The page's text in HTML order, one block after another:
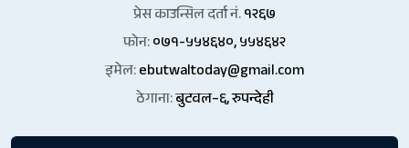
प्रेस काउन्सिल दर्ता नं.१२६७
फोन:०७१-५५४६४०, ५५४६४२
इमेल:ebutwaltoday@gmail.com
ठेगाना:बुटवल–६, रुपन्देही